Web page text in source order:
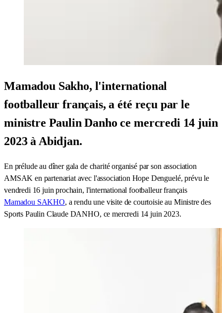
Mamadou Sakho, l'international
footballeur français, a été reçu par le
ministre Paulin Danho ce mercredi 14 juin
2023 à Abidjan.
En prélude au dîner gala de charité organisé par son association
AMSAK en partenariat avec l'association Hope Denguelé, prévu le
vendredi 16 juin prochain, l'international footballeur français
Mamadou SAKHO, a rendu une visite de courtoisie au Ministre des
Sports Paulin Claude DANHO, ce mercredi 14 juin 2023.